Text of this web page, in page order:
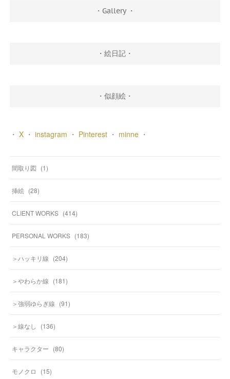
・Gallery ・
・絵日記・
・似顔絵・
・ X・ instagram ・ Pinterest・ minne・
間取り図 (1)
挿絵 (28)
CLIENT WORKS (414)
PERSONAL WORKS (183)
＞ハッキリ線 (204)
＞やわらか線 (181)
＞強弱ゆらぎ線 (91)
＞線なし (136)
キャラクター (80)
モノクロ (15)